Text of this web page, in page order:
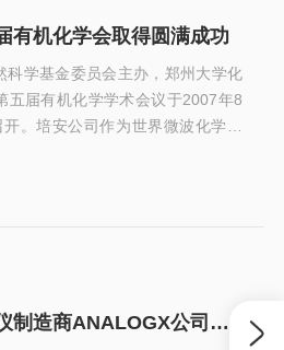
有机化学会取得圆满成功
科学基金委员会主办，郑州大学化
五届有机化学学术会议于2007年8
。培安公司作为世界微波化学仪
开发，近年来特别是在开发全频
行消解反应和溶剂萃取反应，以
快速纯化制备色谱仪制造商ANALOGX公司总裁来我公司参观访问